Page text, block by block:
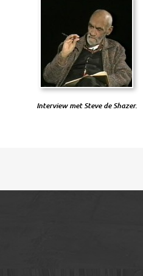
Interview met Steve de Shazer.